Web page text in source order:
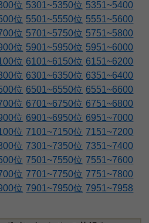
位 5301~5350位 5351~5400
位 5501~5550位 5551~5600
位 5701~5750位 5751~5800
位 5901~5950位 5951~6000
位 6101~6150位 6151~6200
位 6301~6350位 6351~6400
位 6501~6550位 6551~6600
位 6701~6750位 6751~6800
位 6901~6950位 6951~7000
位 7101~7150位 7151~7200
位 7301~7350位 7351~7400
位 7501~7550位 7551~7600
位 7701~7750位 7751~7800
位 7901~7950位 7951~7958